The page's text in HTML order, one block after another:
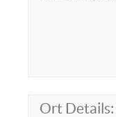
Ort Details: